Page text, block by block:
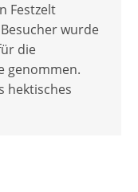
Festzelt
wurde
die
genommen.
hektisches